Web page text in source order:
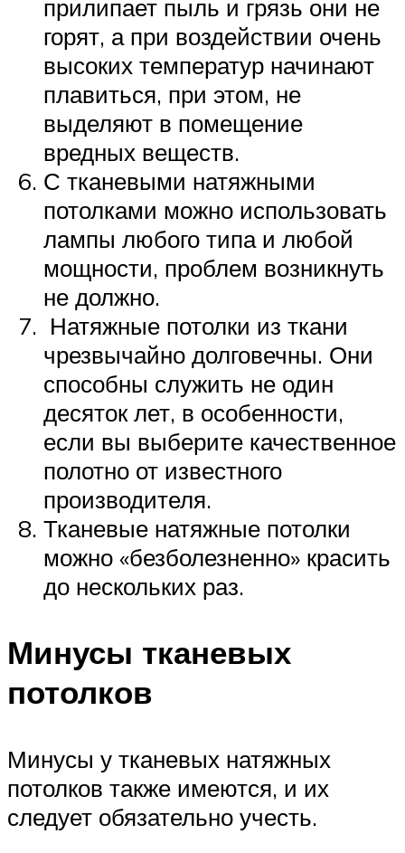
прилипает пыль и грязь они не
горят, а при воздействии очень
высоких температур начинают
плавиться, при этом, не
выделяют в помещение
вредных веществ.
С тканевыми натяжными
потолками можно использовать
лампы любого типа и любой
мощности, проблем возникнуть
не должно.
Натяжные потолки из ткани
чрезвычайно долговечны. Они
способны служить не один
десяток лет, в особенности,
если вы выберите качественное
полотно от известного
производителя.
Тканевые натяжные потолки
можно «безболезненно» красить
до нескольких раз.
Минусы тканевых
потолков
Минусы у тканевых натяжных
потолков также имеются, и их
следует обязательно учесть.